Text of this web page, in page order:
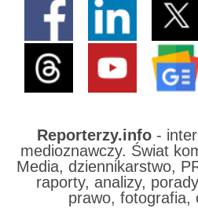
Reporterzy.info-
medioznawczy. Świat
Media, dziennikarstwo,
raporty, analizy,
prawo, fotografia,